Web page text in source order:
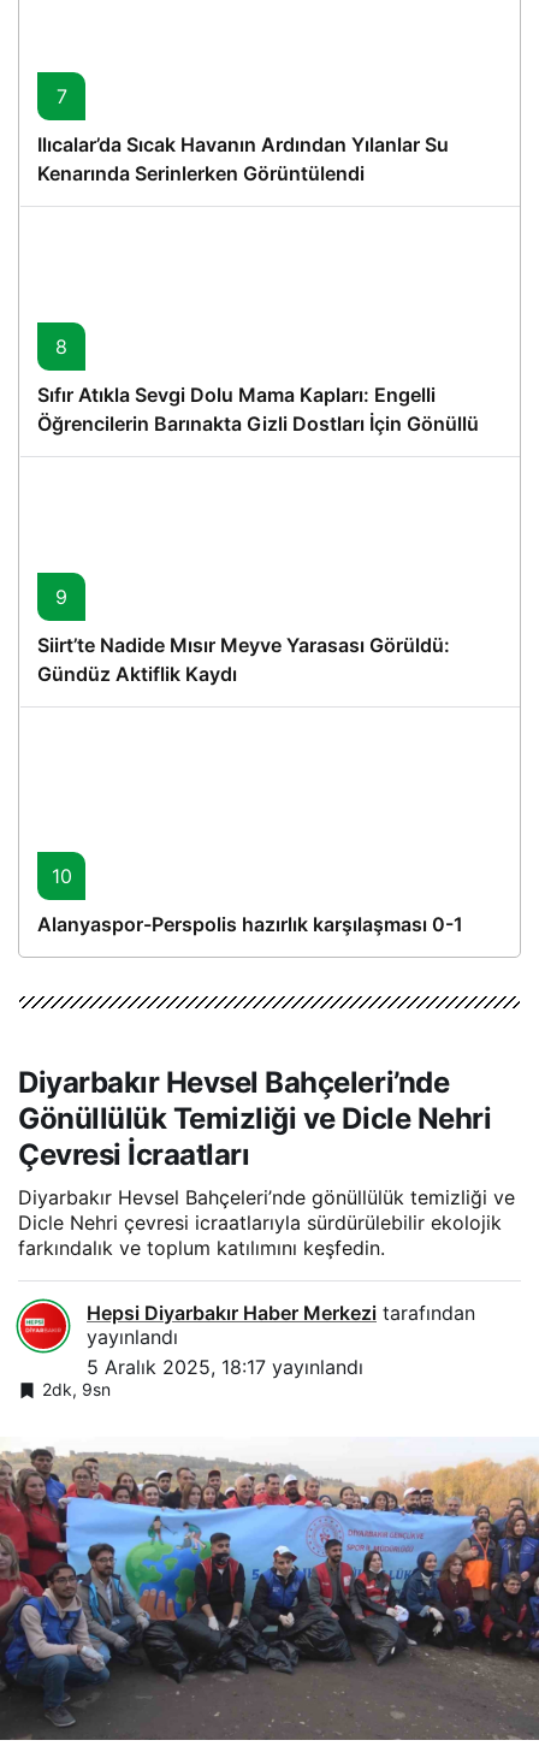
7
Ilıcalar’da Sıcak Havanın Ardından Yılanlar Su
Kenarında Serinlerken Görüntülendi
8
Sıfır Atıkla Sevgi Dolu Mama Kapları: Engelli
Öğrencilerin Barınakta Gizli Dostları İçin Gönüllü
Proje
9
Siirt’te Nadide Mısır Meyve Yarasası Görüldü:
Gündüz Aktiflik Kaydı
10
Alanyaspor-Perspolis hazırlık karşılaşması 0-1
Diyarbakır Hevsel Bahçeleri’nde
Gönüllülük Temizliği ve Dicle Nehri
Çevresi İcraatları
Diyarbakır Hevsel Bahçeleri’nde gönüllülük temizliği ve
Dicle Nehri çevresi icraatlarıyla sürdürülebilir ekolojik
farkındalık ve toplum katılımını keşfedin.
Hepsi Diyarbakır Haber Merkezi tarafından
yayınlandı
5 Aralık 2025, 18:17 yayınlandı
2dk, 9sn